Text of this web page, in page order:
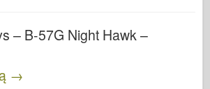
– B-57G Night Hawk –
→